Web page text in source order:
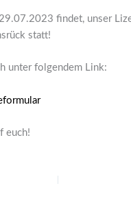
findet, unser
statt!
unter folgendem Link:
euch!